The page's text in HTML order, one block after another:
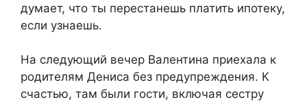
думает, что ты перестанешь платить ипотеку,
если узнаешь.
На следующий вечер Валентина приехала к
родителям Дениса без предупреждения. К
счастью, там были гости, включая сестру